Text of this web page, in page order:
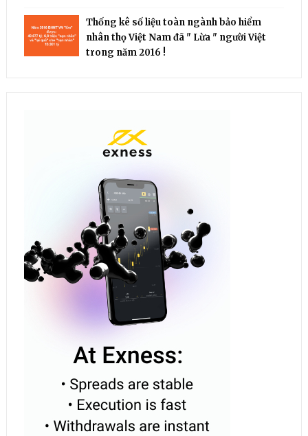
Thống kê số liệu toàn ngành bảo hiểm
nhân thọ Việt Nam đã " Lừa " người Việt
trong năm 2016 !